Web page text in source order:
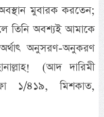
মুবারক করতেন;
তিনি অবশ্যই আমাকে
অর্থাৎ অনুসরণ-অনুকরণ
(আদ দারিমী
১/৪১৯, মিশকাত,